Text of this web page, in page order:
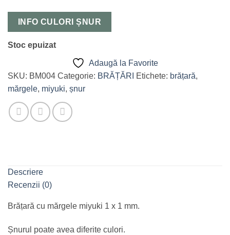
INFO CULORI ȘNUR
Stoc epuizat
Adaugă la Favorite
SKU: BM004 Categorie: BRĂȚĂRI Etichete: brățară,
mărgele, miyuki, șnur
Descriere
Recenzii (0)
Brățară cu mărgele miyuki 1 x 1 mm.
Șnurul poate avea diferite culori.